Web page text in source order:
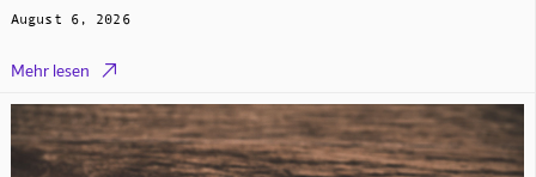
August 6, 2026
Mehr lesen 